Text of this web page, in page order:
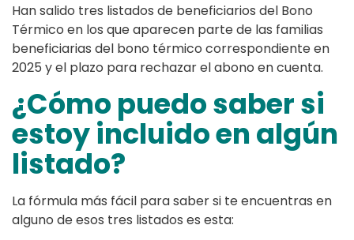
Han salido tres listados de beneficiarios del Bono
Térmico en los que aparecen parte de las familias
beneficiarias del bono térmico correspondiente en
2025 y el plazo para rechazar el abono en cuenta.
¿Cómo puedo saber si
estoy incluido en algún
listado?
La fórmula más fácil para saber si te encuentras en
alguno de esos tres listados es esta: